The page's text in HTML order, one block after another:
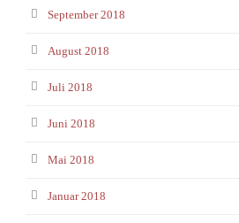
September 2018
August 2018
Juli 2018
Juni 2018
Mai 2018
Januar 2018